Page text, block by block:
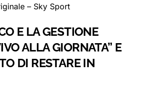
– Sky Sport
E LA GESTIONE
ALLA GIORNATA” E
DI RESTARE IN